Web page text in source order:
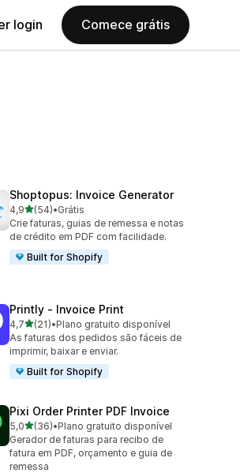
login Comece grátis
Shoptopus: Invoice Generator
4,9de 5 estrelas
(54)
54 avaliações ao todo
•Grátis
Crie faturas, guias de remessa e notas
de crédito em PDF com facilidade.
Built for Shopify
Printly ‑ Invoice Print
4,7de 5 estrelas
(21)
21 avaliações ao todo
•Plano gratuito disponível
As faturas dos pedidos são fáceis de
imprimir, baixar e enviar.
Built for Shopify
Pixi Order Printer PDF Invoice
5,0de 5 estrelas
(36)
36 avaliações ao todo
•Plano gratuito disponível
Gerador de faturas para recibo de
fatura em PDF, orçamento e guia de
remessa